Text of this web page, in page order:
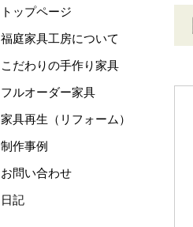
トップページ
福庭家具工房について
こだわりの手作り家具
フルオーダー家具
家具再生（リフォーム）
制作事例
お問い合わせ
日記